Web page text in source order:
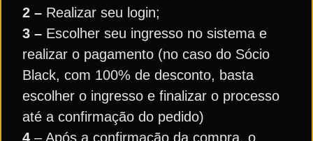
2 – Realizar seu login;
3 – Escolher seu ingresso no sistema e
realizar o pagamento (no caso do Sócio
Black, com 100% de desconto, basta
escolher o ingresso e finalizar o processo
até a confirmação do pedido)
4 – Após a confirmação da compra, o